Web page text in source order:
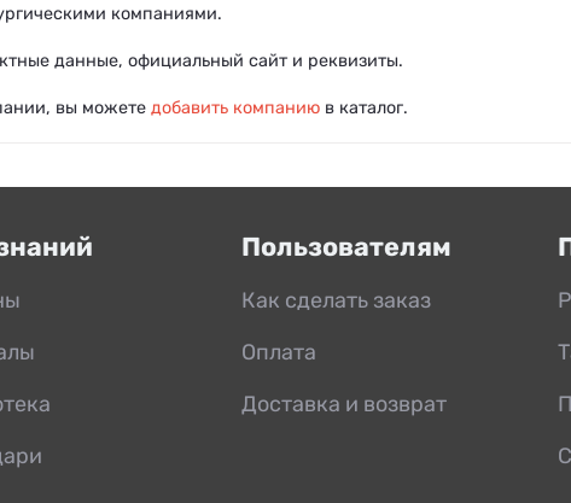
компаниями.
данные, официальный сайт и реквизиты.
вы можете добавить компанию в каталог.
Пользователям
Как сделать заказ
Оплата
Доставка и возврат